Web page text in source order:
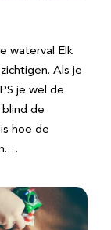
waterval Elk
Als je
je wel de
blind de
hoe de